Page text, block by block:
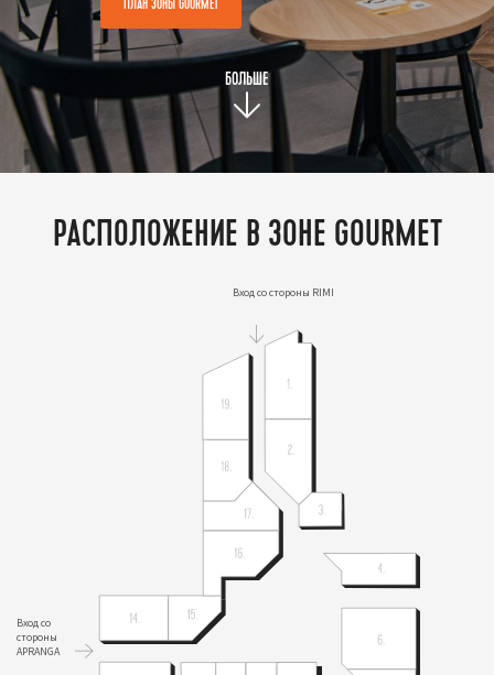
ПЛАН ЗОНЫ GOURMET
БОЛЬШЕ
РАСПОЛОЖЕНИЕ В ЗОНЕ GOURMET
Вход со стороны RIMI
Вход со
стороны
APRANGA